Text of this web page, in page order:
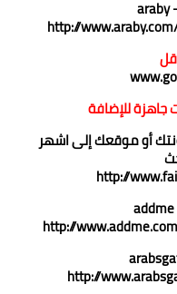
http://
للإضافة
موقعك إلى اشهر
http://
http://
http://